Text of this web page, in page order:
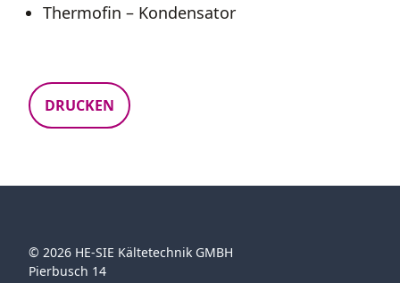
Thermofin – Kondensator
DRUCKEN
© 2026 HE-SIE Kältetechnik GMBH
Pierbusch 14